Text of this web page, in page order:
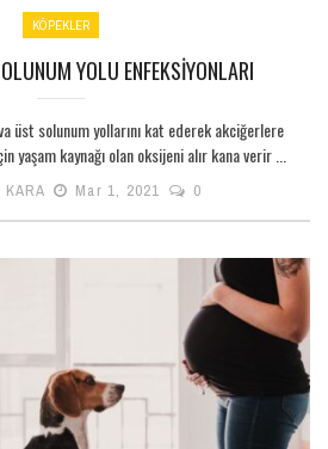
KÖPEKLER
YOLU ENFEKSIYONLARI
üst solunum yollarını kat ederek akciğerlere
kaynağı olan oksijeni alır kana verir ...
Mar 1, 2021 0